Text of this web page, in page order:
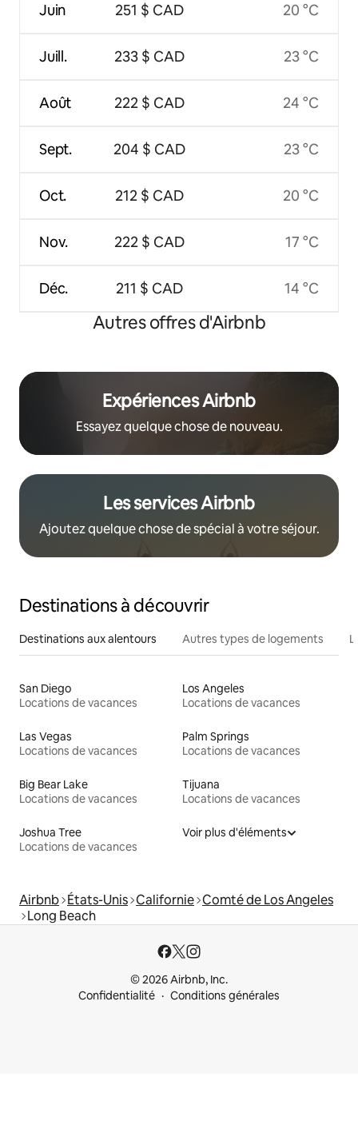
Juin
Juill.
Août
Sept.
Oct.
Nov.
Déc.
251 $ CAD
233 $ CAD
222 $ CAD
204 $ CAD
212 $ CAD
222 $ CAD
211 $ CAD
20 °C
23 °C
24 °C
23 °C
20 °C
17 °C
14 °C
Autres offres d'Airbnb
Expériences Airbnb
Essayez quelque chose de nouveau.
Les services Airbnb
Ajoutez quelque chose de spécial à votre séjour.
Destinations à découvrir
Destinations aux alentours Autres types de logements
San Diego
Locations de vacances
Los Angeles
Locations de vacances
Las Vegas
Locations de vacances
Palm Springs
Locations de vacances
Big Bear Lake
Locations de vacances
Tijuana
Locations de vacances
Joshua Tree
Locations de vacances
Voir plus d'éléments
Airbnb États-Unis Californie Comté de Los Angeles
Long Beach
© 2026 Airbnb, Inc.
Confidentialité
Conditions générales